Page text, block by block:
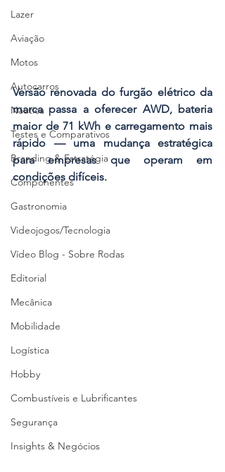
Lazer
Aviação
Motos
Autocarros
Náutica
Testes e Comparativos
Branding & Estratégia
Componentes
Gastronomia
Videojogos/Tecnologia
Vídeo Blog - Sobre Rodas
Editorial
Mecânica
Mobilidade
Logística
Hobby
Combustíveis e Lubrificantes
Segurança
Insights & Negócios
Versão renovada do furgão elétrico da
marca passa a oferecer AWD, bateria
maior de 71 kWh e carregamento mais
rápido — uma mudança estratégica
para empresas que operam em
condições difíceis.